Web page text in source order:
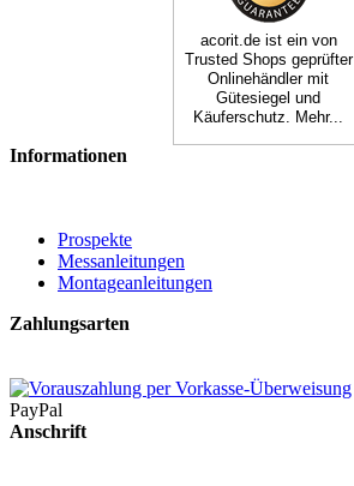
acorit.de ist ein von
Trusted Shops geprüfter
Onlinehändler mit
Gütesiegel und
Käuferschutz. Mehr...
Informationen
Prospekte
Messanleitungen
Montageanleitungen
Zahlungsarten
PayPal
Anschrift